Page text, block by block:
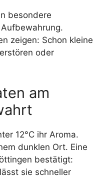
besondere
zeigen: Schon kleine
oder
am
12°C ihr Aroma.
dunklen Ort. Eine
bestätigt:
sie schneller